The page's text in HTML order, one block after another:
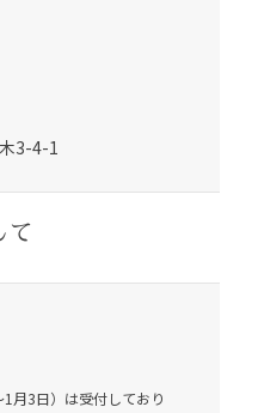
3-4-1
て
月3日）は受付しており